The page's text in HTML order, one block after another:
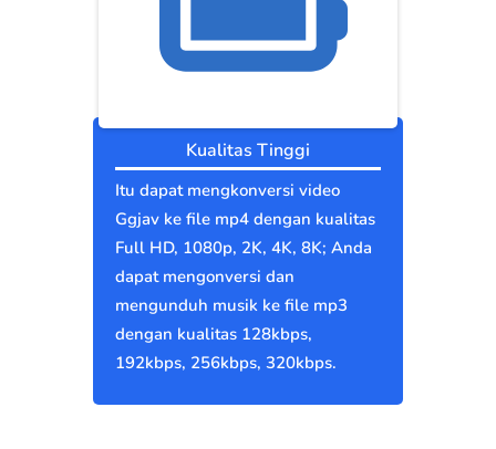
Kualitas Tinggi
Itu dapat mengkonversi video
Ggjav ke file mp4 dengan kualitas
Full HD, 1080p, 2K, 4K, 8K; Anda
dapat mengonversi dan
mengunduh musik ke file mp3
dengan kualitas 128kbps,
192kbps, 256kbps, 320kbps.